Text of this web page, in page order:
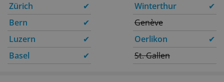
Zürich
✔
Bern
✔
Luzern
✔
Basel
✔
Winterthur
✔
Genève
Oerlikon
✔
St. Gallen